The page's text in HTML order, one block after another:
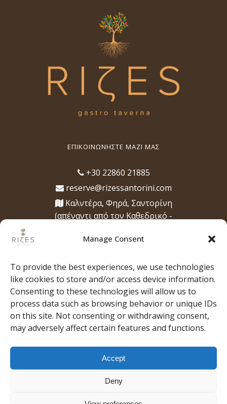
Manage Consent
To provide the best experiences, we use technologies
like cookies to store and/or access device information.
Consenting to these technologies will allow us to
process data such as browsing behavior or unique IDs
on this site. Not consenting or withdrawing consent,
may adversely affect certain features and functions.
Accept
Deny
ΕΠΙΚΟΙΝΩΝΉΣΤΕ ΜΑΖΊ ΜΑΣ
+30 22860 21885
reserve@rizessantorini.com
Καλντέρα, Φηρά, Σαντορίνη
(απέναντι από τον Καθεδρικό -
12:00 μ.μ. - 1:00 π.μ., για μεσημεριανό,
βραδινό, ποτά και κοκτέιλ
ΤΥΠΟΣ
ΕΠΙΚΟΙΝΩΝΙΑ